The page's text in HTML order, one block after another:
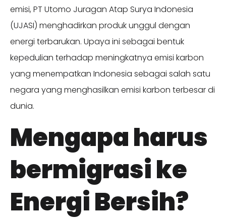
emisi, PT Utomo Juragan Atap Surya Indonesia
(UJASI) menghadirkan produk unggul dengan
energi terbarukan. Upaya ini sebagai bentuk
kepedulian terhadap meningkatnya emisi karbon
yang menempatkan Indonesia sebagai salah satu
negara yang menghasilkan emisi karbon terbesar di
dunia.
Mengapa harus
bermigrasi ke
Energi Bersih?